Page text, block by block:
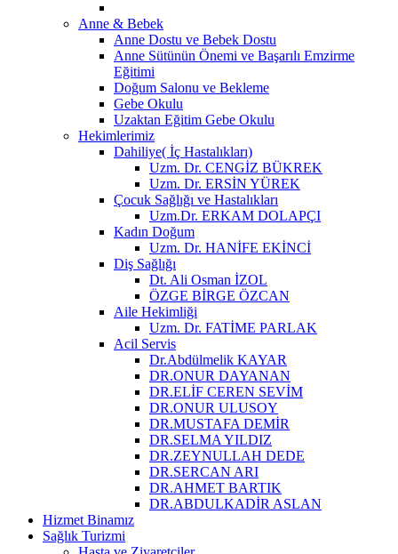
Anne & Bebek
Anne Dostu ve Bebek Dostu
Anne Sütünün Önemi ve Başarılı Emzirme
Eğitimi
Doğum Salonu ve Bekleme
Gebe Okulu
Uzaktan Eğitim Gebe Okulu
Hekimlerimiz
Dahiliye( İç Hastalıkları)
Uzm. Dr. CENGİZ BÜKREK
Uzm. Dr. ERSİN YÜREK
Çocuk Sağlığı ve Hastalıkları
Uzm.Dr. ERKAM DOLAPÇI
Kadın Doğum
Uzm. Dr. HANİFE EKİNCİ
Diş Sağlığı
Dt. Ali Osman İZOL
ÖZGE BİRGE ÖZCAN
Aile Hekimliği
Uzm. Dr. FATİME PARLAK
Acil Servis
Dr.Abdülmelik KAYAR
DR.ONUR DAYANAN
DR.ELİF CEREN SEVİM
DR.ONUR ULUSOY
DR.MUSTAFA DEMİR
DR.SELMA YILDIZ
DR.ZEYNULLAH DEDE
DR.SERCAN ARI
DR.AHMET BARTIK
DR.ABDULKADİR ASLAN
Hizmet Binamız
Sağlık Turizmi